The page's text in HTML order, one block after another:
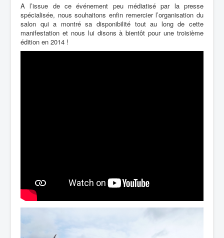
A l’issue de ce événement peu médiatisé par la presse
spécialisée, nous souhaitons enfin remercier l’organisation du
salon qui a montré sa disponibilité tout au long de cette
manifestation et nous lui disons à bientôt pour une troisième
édition en 2014 !